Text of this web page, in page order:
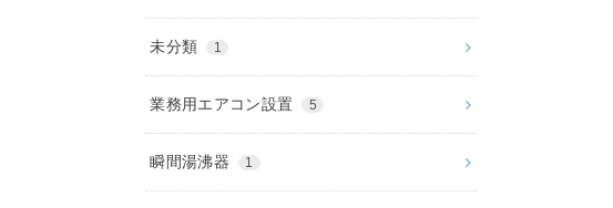
未分類 1
業務用エアコン設置 5
瞬間湯沸器 1